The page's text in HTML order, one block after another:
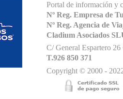
Portal de información y
Nº Reg. Empresa de
Nº Reg. Agencia de
Cladium Asociados
C/ General Espartero
T.926 850 371
Copyright © 2000 -